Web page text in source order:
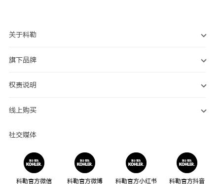
关于科勒
旗下品牌
权责说明
线上购买
社交媒体
科勒官方微信 科勒官方微博 科勒官方小红书 科勒官方抖音